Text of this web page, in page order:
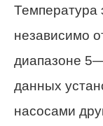
Температура
независимо
диапазоне
данных
насосами